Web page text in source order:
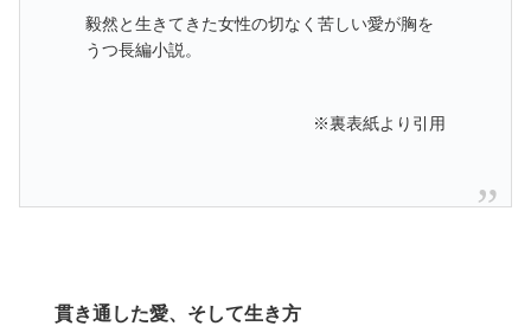
毅然と生きてきた女性の切なく苦しい愛が胸を
うつ長編小説。
※裏表紙より引用
貫き通した愛、そして生き方